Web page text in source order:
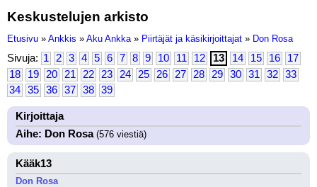
Keskustelujen arkisto
Etusivu » Ankkis » Aku Ankka » Piirtäjät ja käsikirjoittajat » Don Rosa
Sivuja: 1 2 3 4 5 6 7 8 9 10 11 12 13 14 15 16
17
18
19 20 21 22 23 24 25 26 27 28 29 30 31 32
33
34
35 36 37 38 39
Kirjoittaja
Aihe: Don Rosa(576 viestiä)
Kääk13
Don Rosa